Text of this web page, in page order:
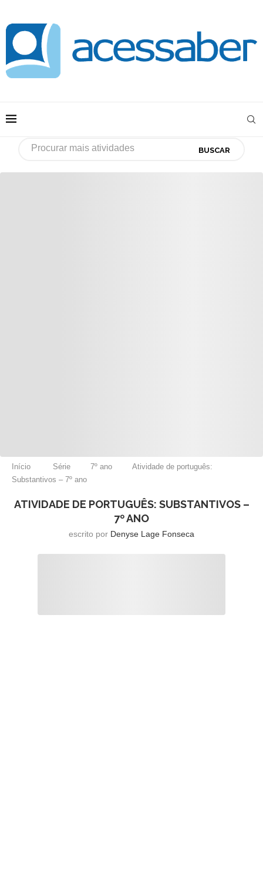
BUSCAR
Início Série 7º ano
Atividade de português:
Substantivos – 7º ano
ATIVIDADE DE PORTUGUÊS: SUBSTANTIVOS –
7º ANO
escrito por Denyse Lage Fonseca